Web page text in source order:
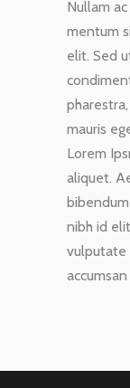
Nullam
mentum
elit. Sed
mauris
Lorem
aliquet.
nibh id
vulputate